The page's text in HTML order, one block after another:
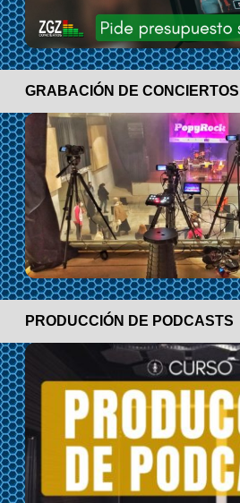
GRABACIÓN DE
PRODUCCIÓN DE PODCASTS